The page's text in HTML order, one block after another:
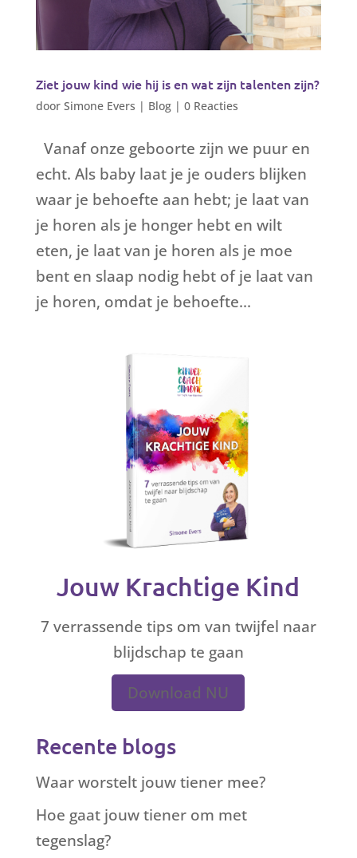
Ziet jouw kind wie hij is en wat zijn talenten zijn?
door Simone Evers | Blog| 0 Reacties
Vanaf onze geboorte zijn we puur en
echt. Als baby laat je je ouders blijken
waar je behoefte aan hebt; je laat van
je horen als je honger hebt en wilt
eten, je laat van je horen als je moe
bent en slaap nodig hebt of je laat van
je horen, omdat je behoefte...
Jouw Krachtige Kind
7 verrassende tips om van twijfel naar
blijdschap te gaan
Download NU
Recente blogs
Waar worstelt jouw tiener mee?
Hoe gaat jouw tiener om met
tegenslag?